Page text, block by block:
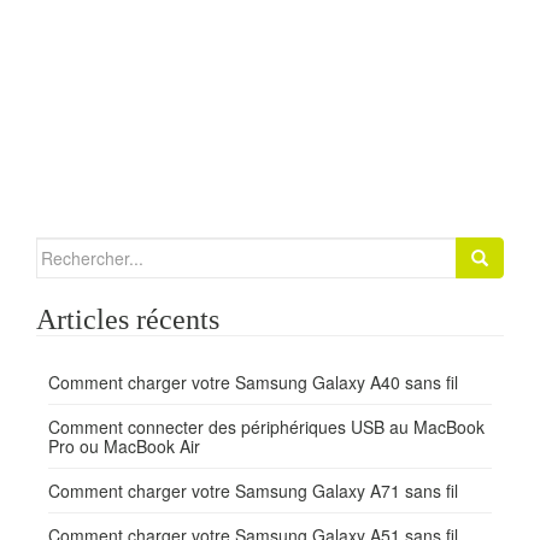
Search for:
Articles récents
Comment charger votre Samsung Galaxy A40 sans fil
Comment connecter des périphériques USB au MacBook
Pro ou MacBook Air
Comment charger votre Samsung Galaxy A71 sans fil